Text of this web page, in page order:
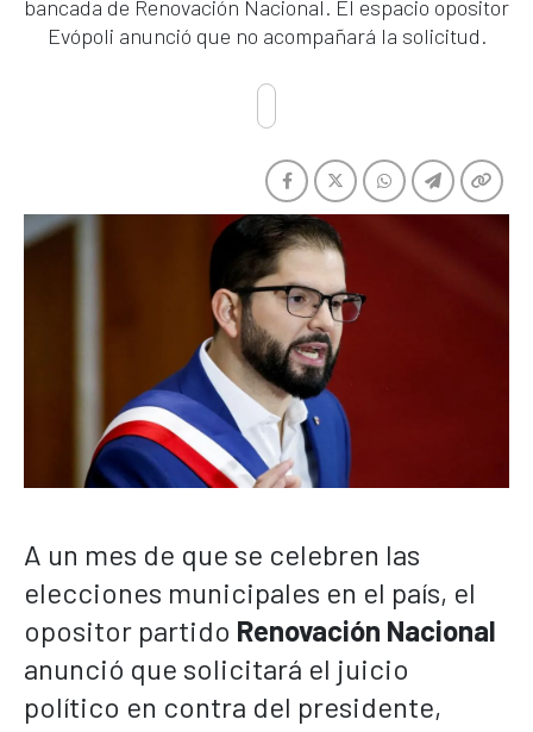
bancada de Renovación Nacional. El espacio opositor
Evópoli anunció que no acompañará la solicitud.
A un mes de que se celebren las
elecciones municipales en el país, el
opositor partido Renovación Nacional
anunció que solicitará el juicio
político en contra del presidente,